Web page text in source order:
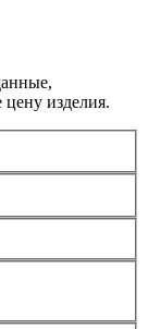
цену изделия.